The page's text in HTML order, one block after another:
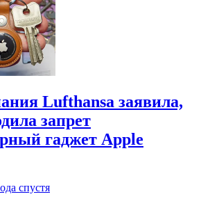
Lufthansa заявила,
запрет
гаджет Apple
спустя